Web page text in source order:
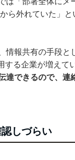
ら外れていた」
情報共有の手段と
する企業が増えて
達できるので、連
認しづらい